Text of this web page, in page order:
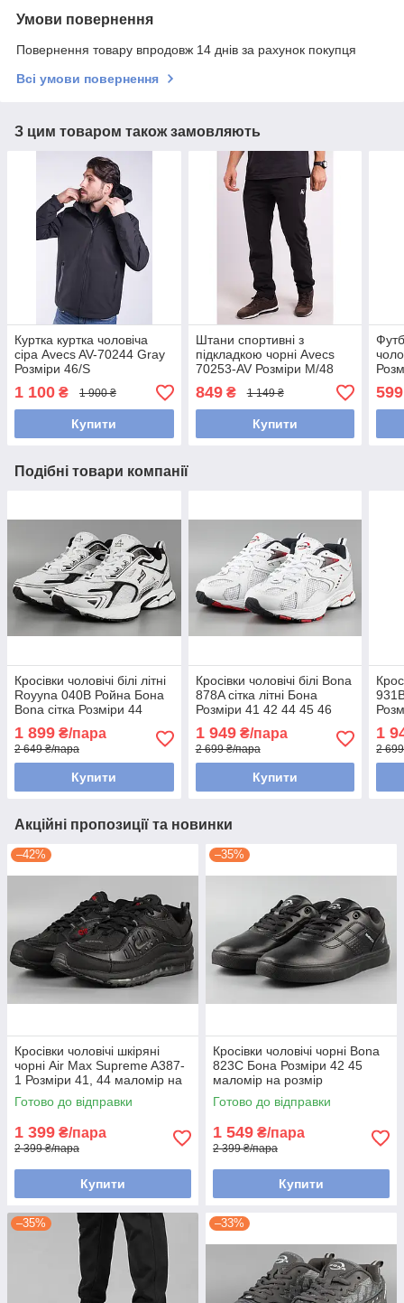
Умови повернення
Повернення товару впродовж 14 днів за рахунок покупця
Всі умови повернення
З цим товаром також замовляють
Куртка куртка чоловіча
сіра Avecs AV-70244 Gray
Розміри 46/S
1 100 ₴ 1 900 ₴
Купити
Штани спортивні з
підкладкою чорні Avecs
70253-AV Розміри M/48
849₴ 1 149 ₴
Купити
599
Подібні товари компанії
Кросівки чоловічі білі літні
Royyna 040B Ройна Бона
Bona сітка Розміри 44
1 899 ₴/пара
2 649 ₴/пара
Купити
Кросівки чоловічі білі Bona
878A сітка літні Бона
Розміри 41 42 44 45 46
1 949₴/пара
2 699 ₴/пара
Купити
1
2
Акційні пропозиції та новинки
–42%
Кросівки чоловічі шкіряні
чорні Air Max Supreme A387-
1 Розміри 41, 44 маломір на
розмір
Готово до відправки
1 399 ₴/пара
2 399 ₴/пара
Купити
–35%
Кросівки чоловічі чорні Bona
823С Бона Розміри 42 45
маломір на розмір
Готово до відправки
1 549 ₴/пара
2 399 ₴/пара
Купити
–35% –33%